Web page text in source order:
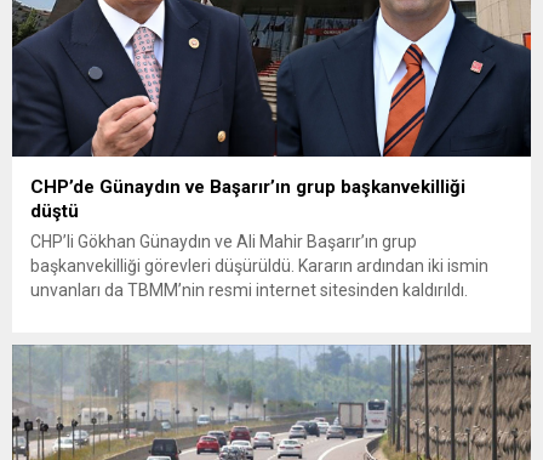
CHP’de Günaydın ve Başarır’ın grup başkanvekilliği
düştü
CHP’li Gökhan Günaydın ve Ali Mahir Başarır’ın grup
başkanvekilliği görevleri düşürüldü. Kararın ardından iki ismin
unvanları da TBMM’nin resmi internet sitesinden kaldırıldı.
çıkarma cezası uygulanmak üzere Yüksek Disiplin Kurulu’na
(YDK) sevk edilen ve partideki tüm görevlerinden...